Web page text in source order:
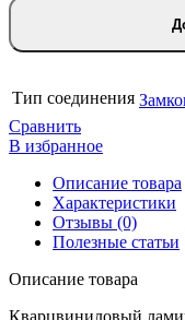
Тип соединения
Сравнить
В избранное
Описание товара
Характеристики
Отзывы (0)
Полезные статьи
Описание товара
Кварцвиниловый